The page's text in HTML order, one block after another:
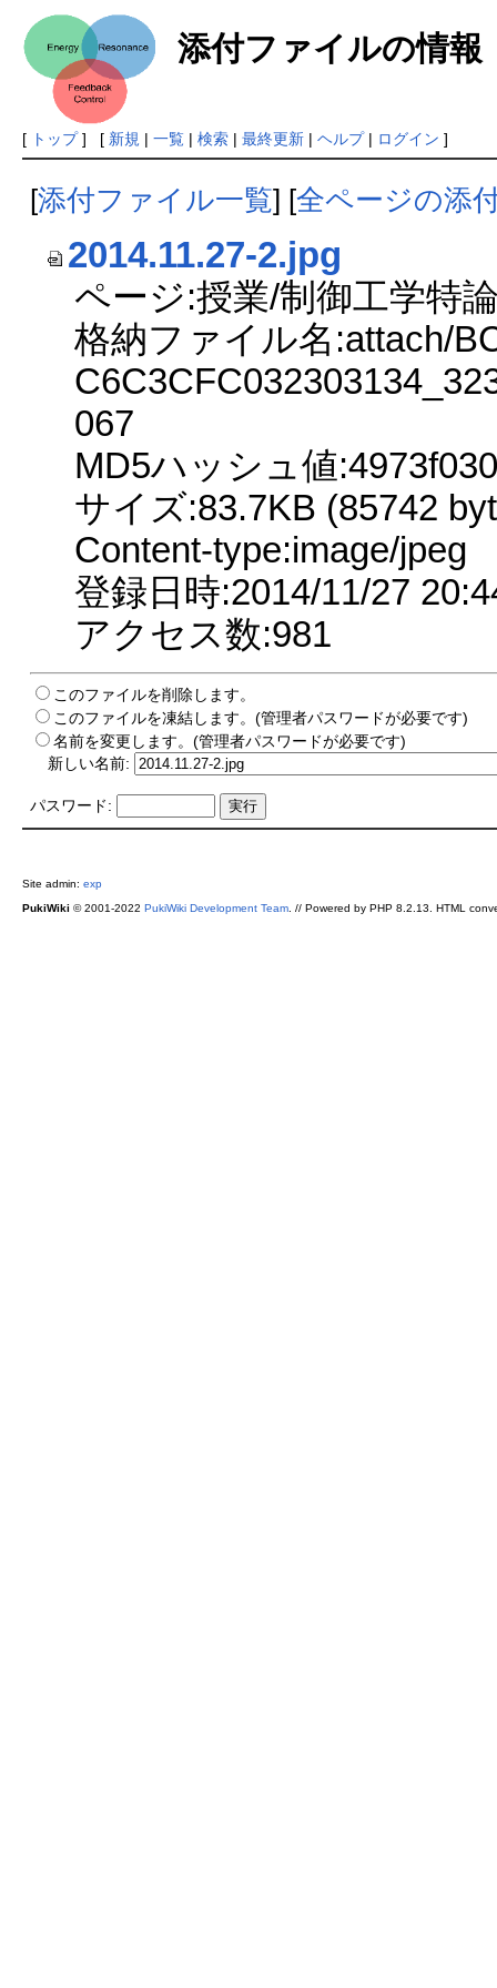
添付ファイルの情報
[ トップ] [ 新規 | 一覧| 検索| 最終更新| ヘルプ| ログイン ]
[添付ファイル一覧] [全ページの添
2014.11.27-2.jpg
ページ:授業/制御工学特
格納ファイル名:attach/
067
MD5ハッシュ値
サイズ:83.7KB (85742
Content-type:image/jpeg
登録日時:2014/11/27
アクセス数:981
このファイルを削除します。
このファイルを凍結します。(管理者パスワードが必要です)
名前を変更します。(管理者パスワードが必要です)
新しい名前:
パスワード:
Site admin: exp
PukiWiki © 2001-2022 PukiWiki Development Team. // Powered by PHP 8.2.13. HTML